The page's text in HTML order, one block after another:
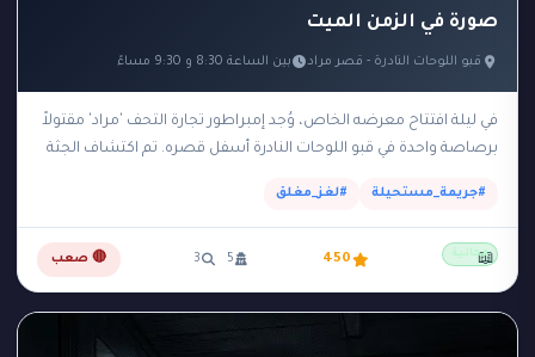
صورة في الزمن الميت
قبو اللوحات النادرة - قصر مراد بين الساعة 8:30 و 9:30 مساءً
في ليلة افتتاح معرضه الخاص، وُجد إمبراطور تجارة التحف 'مراد' مقتولاً
برصاصة واحدة في قبو اللوحات النادرة أسفل قصره. تم اكتشاف الجثة
#جريمة_مستحيلة #لغز_مغلق
مجانية 450
5
3 🔴 صعب 📖